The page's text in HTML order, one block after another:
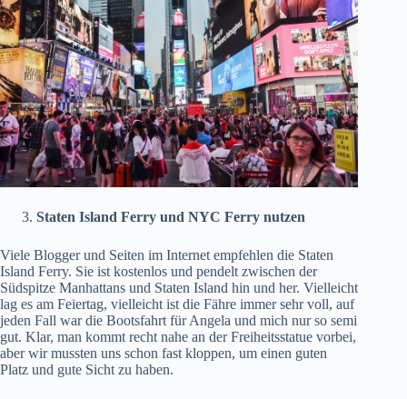
Staten Island Ferry und NYC Ferry nutzen
Viele Blogger und Seiten im Internet empfehlen die Staten
Island Ferry. Sie ist kostenlos und pendelt zwischen der
Südspitze Manhattans und Staten Island hin und her. Vielleicht
lag es am Feiertag, vielleicht ist die Fähre immer sehr voll, auf
jeden Fall war die Bootsfahrt fürAngela und mich nur so semi
gut. Klar, man kommt recht nahe an der Freiheitsstatue vorbei,
aber wir mussten uns schon fast kloppen, um einen guten
Platz und gute Sicht zu haben.